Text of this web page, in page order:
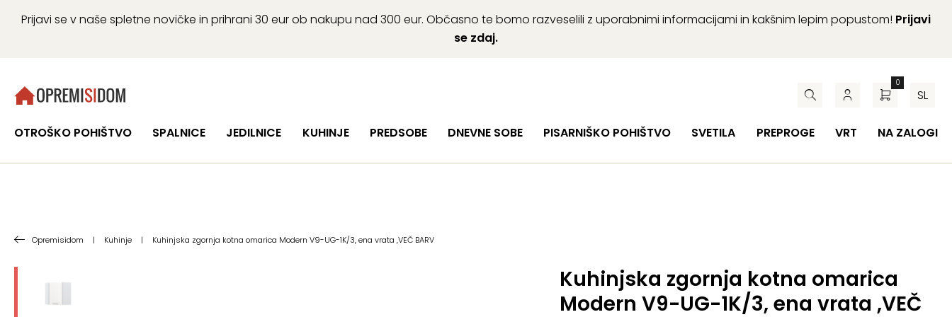
Prijavi se v naše spletne novičke in prihrani 30 eur ob nakupu nad 300 eur. Občasno te bomo razveselili z uporabnimi informacijami in kakšnim lepim popustom! Prijavi
se zdaj.
0
SL
OTROŠKO POHIŠTVO SPALNICE JEDILNICE KUHINJE PREDSOBE DNEVNE SOBE PISARNIŠKO POHIŠTVO SVETILA PREPROGE VRT NA ZALOGI
Opremisidom | Kuhinje | Kuhinjska zgornja kotna omarica Modern V9-UG-1K/3, ena vrata ,VEČ BARV
Kuhinjska zgornja kotna omarica
Modern V9-UG-1K/3, ena vrata ,VEČ